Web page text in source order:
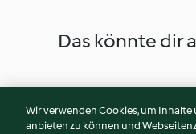
Das könnte dir
Wir verwenden Cookies, um
anbieten zu können und